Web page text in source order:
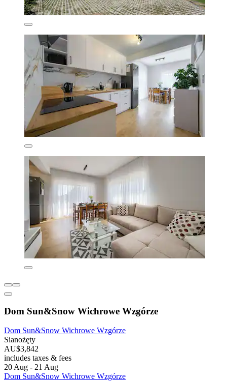
Dom Sun&Snow Wichrowe Wzgórze
Dom Sun&Snow Wichrowe Wzgórze
Sianożęty
AU$3,842
includes taxes & fees
20 Aug - 21 Aug
Dom Sun&Snow Wichrowe Wzgórze